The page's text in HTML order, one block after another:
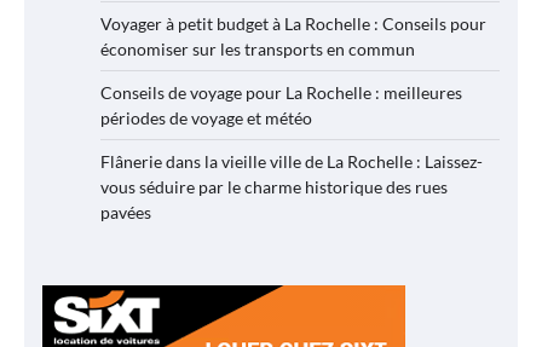
Voyager à petit budget à La Rochelle : Conseils pour
économiser sur les transports en commun
Conseils de voyage pour La Rochelle : meilleures
périodes de voyage et météo
Flânerie dans la vieille ville de La Rochelle : Laissez-
vous séduire par le charme historique des rues
pavées